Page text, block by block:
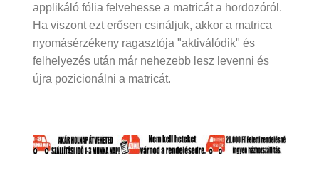
applikáló fólia felvehesse a matricát a hordozóról.
Ha viszont ezt erősen csináljuk, akkor a matrica
nyomásérzékeny ragasztója "aktiválódik" és
felhelyezés után már nehezebb lesz levenni és
újra pozicionálni a matricát.